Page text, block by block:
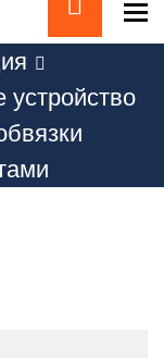
устройство